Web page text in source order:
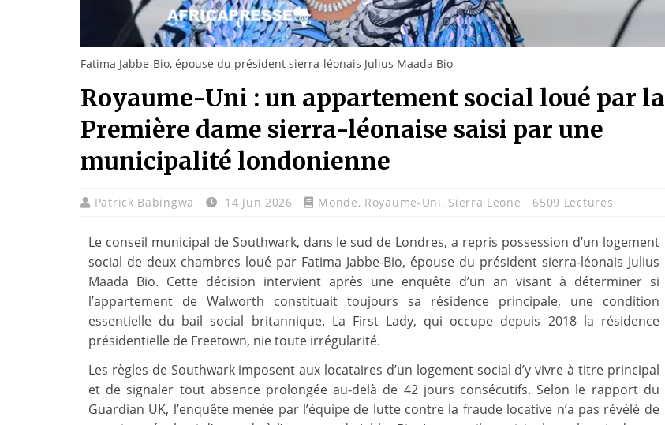
Fatima Jabbe‑Bio, épouse du président sierra‑léonais Julius Maada Bio
Royaume-Uni : un appartement social loué par la
Première dame sierra-léonaise saisi par une
municipalité londonienne
Patrick Babingwa 14 Jun 2026 Monde, Royaume-Uni, Sierra Leone 6509 Lectures
Le conseil municipal de Southwark, dans le sud de Londres, a repris possession d’un logement
social de deux chambres loué par Fatima Jabbe‑Bio, épouse du président sierra‑léonais Julius
Maada Bio. Cette décision intervient après une enquête d’un an visant à déterminer si
l’appartement de Walworth constituait toujours sa résidence principale, une condition
essentielle du bail social britannique. La First Lady, qui occupe depuis 2018 la résidence
présidentielle de Freetown, nie toute irrégularité.
Les règles de Southwark imposent aux locataires d’un logement social d’y vivre à titre principal
et de signaler tout absence prolongée au‑delà de 42 jours consécutifs. Selon le rapport du
Guardian UK, l’enquête menée par l’équipe de lutte contre la fraude locative n’a pas révélé de